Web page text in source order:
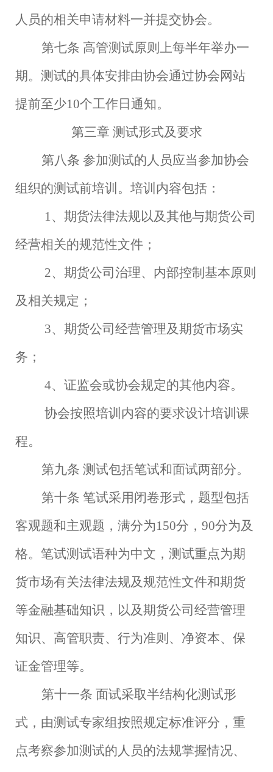
人员的相关申请材料一并提交协会。
第七条 高管测试原则上每半年举办一
期。测试的具体安排由协会通过协会网站
提前至少10个工作日通知。
第三章 测试形式及要求
第八条 参加测试的人员应当参加协会
组织的测试前培训。培训内容包括：
1、期货法律法规以及其他与期货公司
经营相关的规范性文件；
2、期货公司治理、内部控制基本原则
及相关规定；
3、期货公司经营管理及期货市场实
务；
4、证监会或协会规定的其他内容。
协会按照培训内容的要求设计培训课
程。
第九条 测试包括笔试和面试两部分。
第十条 笔试采用闭卷形式，题型包括
客观题和主观题，满分为150分，90分为及
格。笔试测试语种为中文，测试重点为期
货市场有关法律法规及规范性文件和期货
等金融基础知识，以及期货公司经营管理
知识、高管职责、行为准则、净资本、保
证金管理等。
第十一条 面试采取半结构化测试形
式，由测试专家组按照规定标准评分，重
点考察参加测试的人员的法规掌握情况、